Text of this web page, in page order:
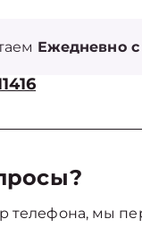
Ежедневно с
телефона, мы